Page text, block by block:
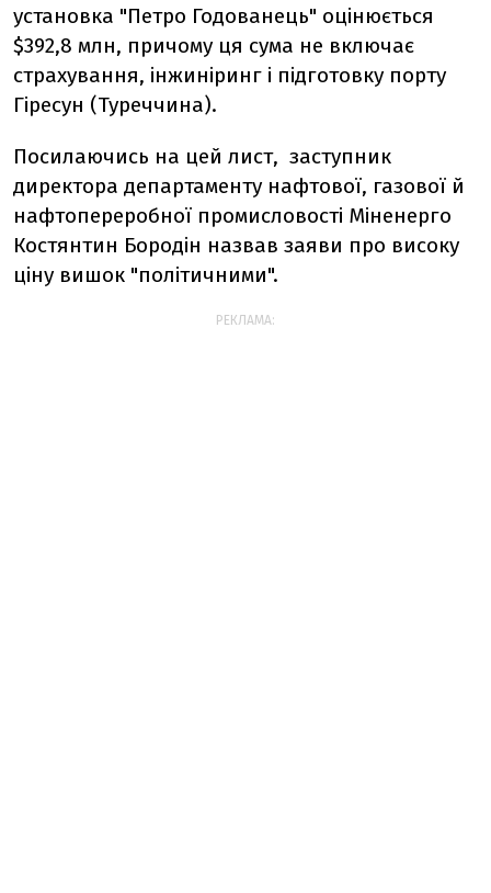
установка "Петро Годованець" оцінюється
$392,8 млн, причому ця сума не включає
страхування, інжиніринг і підготовку порту
Гіресун (Туреччина).
Посилаючись на цей лист, заступник
директора департаменту нафтової, газової й
нафтопереробної промисловості Міненерго
Костянтин Бородін назвав заяви про високу
ціну вишок "політичними".
РЕКЛАМА: